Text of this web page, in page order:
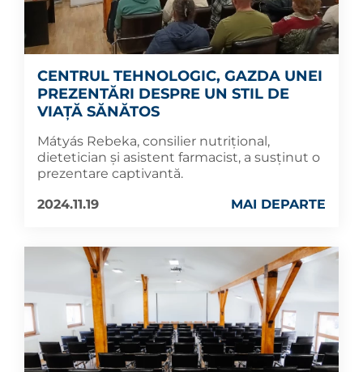
CENTRUL TEHNOLOGIC, GAZDA UNEI
PREZENTĂRI DESPRE UN STIL DE
VIAȚĂ SĂNĂTOS
Mátyás Rebeka, consilier nutrițional,
dietetician și asistent farmacist, a susținut o
prezentare captivantă.
2024.11.19
MAI DEPARTE